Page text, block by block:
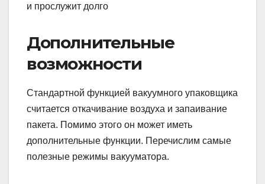
и прослужит долго
Дополнительные
возможности
Стандартной функцией вакуумного упаковщика
считается откачивание воздуха и запаивание
пакета. Помимо этого он может иметь
дополнительные функции. Перечислим самые
полезные режимы вакууматора.